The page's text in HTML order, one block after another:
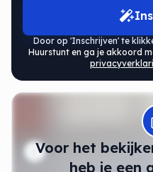
Door op 'Inschrijven' te
Huurstunt en ga je akkoord
Voor het
heb je een